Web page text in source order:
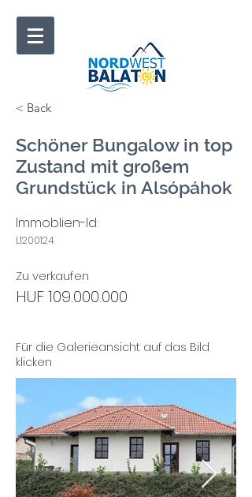
< Back
Schöner Bungalow in top
Zustand mit großem
Grundstück in Alsópáhok
Immoblien-Id:
L1200124
Zu verkaufen
HUF 109.000.000
Für die Galerieansicht auf das Bild
klicken